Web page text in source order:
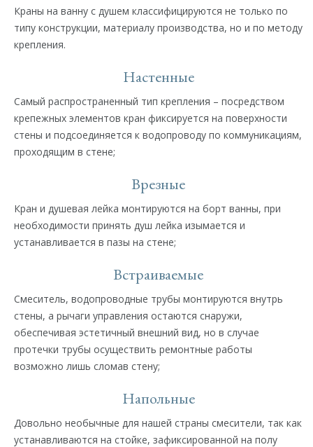
Краны на ванну с душем классифицируются не только по
типу конструкции, материалу производства, но и по методу
крепления.
Настенные
Самый распространенный тип крепления – посредством
крепежных элементов кран фиксируется на поверхности
стены и подсоединяется к водопроводу по коммуникациям,
проходящим в стене;
Врезные
Кран и душевая лейка монтируются на борт ванны, при
необходимости принять душ лейка изымается и
устанавливается в пазы на стене;
Встраиваемые
Смеситель, водопроводные трубы монтируются внутрь
стены, а рычаги управления остаются снаружи,
обеспечивая эстетичный внешний вид, но в случае
протечки трубы осуществить ремонтные работы
возможно лишь сломав стену;
Напольные
Довольно необычные для нашей страны смесители, так как
устанавливаются на стойке, зафиксированной на полу